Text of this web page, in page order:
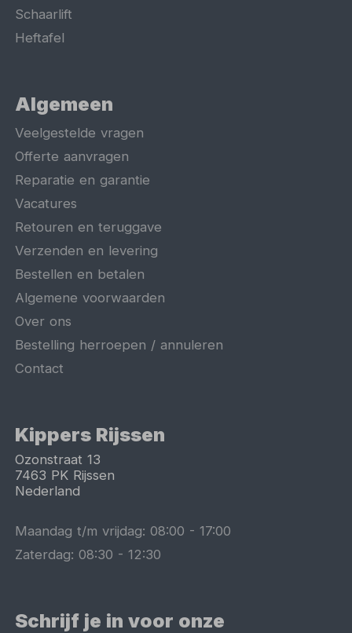
Schaarlift
Heftafel
Algemeen
Veelgestelde vragen
Offerte aanvragen
Reparatie en garantie
Vacatures
Retouren en teruggave
Verzenden en levering
Bestellen en betalen
Algemene voorwaarden
Over ons
Bestelling herroepen / annuleren
Contact
Kippers Rijssen
Ozonstraat 13
7463 PK Rijssen
Nederland
Maandag t/m vrijdag:08:00 -17:00
Zaterdag:08:30 -12:30
Schrijf je in voor onze